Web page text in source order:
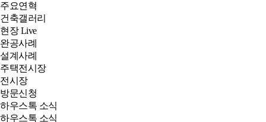
주요연혁
건축갤러리
현장 Live
완공사례
설계사례
주택전시장
전시장
방문신청
하우스톡 소식
하우스톡 소식